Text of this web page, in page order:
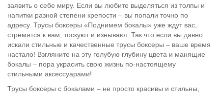
заявить о себе миру. Если вы любите выделяться из толпы и
напитки разной степени крепости – вы попали точно по
адресу. Трусы боксеры «Поднимем бокалы» уже ждут вас,
стремятся к вам, тоскуют и изнывают. Так что если вы давно
искали стильные и качественные трусы боксеры – ваше время
настало! Взгляните на эту голубую глубину цвета и манящие
бокалы – пора украсить свою жизнь по-настоящему
стильными аксессуарами!
Трусы боксеры с бокалами – не просто красивы и стильны,